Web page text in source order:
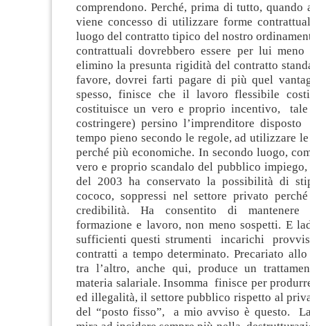
comprendono. Perché, prima di tutto, quando
viene concesso di utilizzare forme
luogo del contratto tipico del nostro
contrattuali dovrebbero essere per lui
elimino la presunta rigidità del contratto
favore, dovrei farti pagare di più quel
spesso, finisce che il lavoro flessibile
costituisce un vero e proprio incentivo,
costringere) persino l’imprenditore
tempo pieno secondo le regole, ad utilizzare
perché più economiche. In secondo luogo,
vero e proprio scandalo del pubblico
del 2003 ha conservato la possibilità di
cococo, soppressi nel settore privato
credibilità. Ha consentito di
formazione e lavoro, non meno sospetti. E
sufficienti questi strumenti incarichi
contratti a tempo determinato. Precariato
tra l’altro, anche qui, produce un
materia salariale. Insomma finisce per
ed illegalità, il settore pubblico rispetto al
del “posto fisso”, a mio avviso è questo.